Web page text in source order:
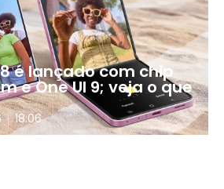
é lançado com chip
e One UI 9; veja o que
18:06